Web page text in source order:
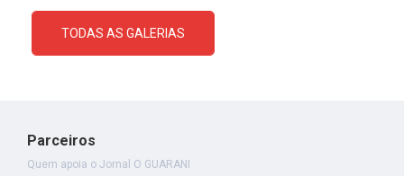
TODAS AS GALERIAS
Parceiros
Quem apoia o Jornal O GUARANI